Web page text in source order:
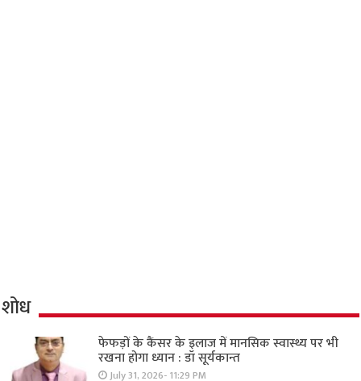
शोध
फेफड़ों के कैंसर के इलाज में मानसिक स्वास्थ्य पर भी
रखना होगा ध्यान : डॉ सूर्यकान्त
July 31, 2026- 11:29 PM